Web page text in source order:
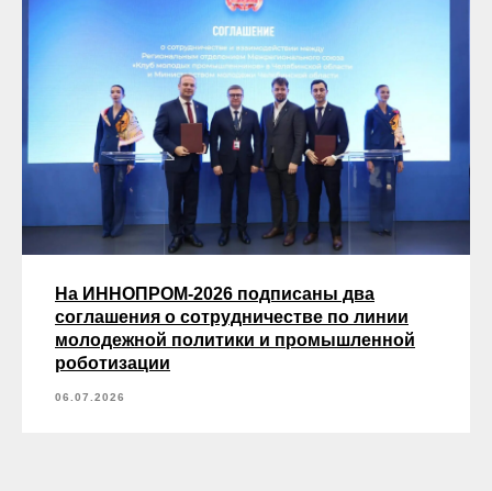
На ИННОПРОМ-2026 подписаны два
соглашения о сотрудничестве по линии
молодежной политики и промышленной
роботизации
06.07.2026